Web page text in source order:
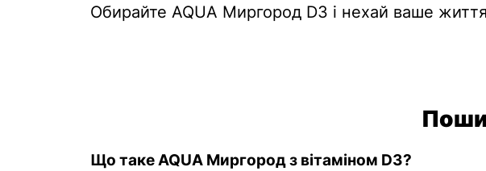
Обирайте AQUA Миргород D3 і нехай ваше
Що таке AQUA Миргород з вітаміном D3?